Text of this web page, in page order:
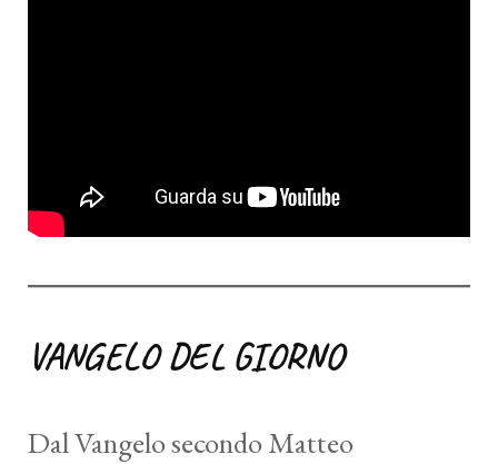
VANGELO DEL GIORNO
Dal Vangelo secondo Matteo